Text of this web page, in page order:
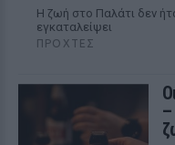
Η ζωή στο Παλάτι δεν
εγκαταλείψει
ΠΡΟΧΤΈΣ